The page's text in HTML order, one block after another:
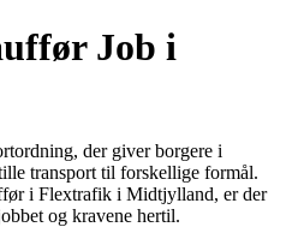
Job i
der giver borgere i
transport til forskellige formål.
i Flextrafik i Midtjylland, er der
og kravene hertil.